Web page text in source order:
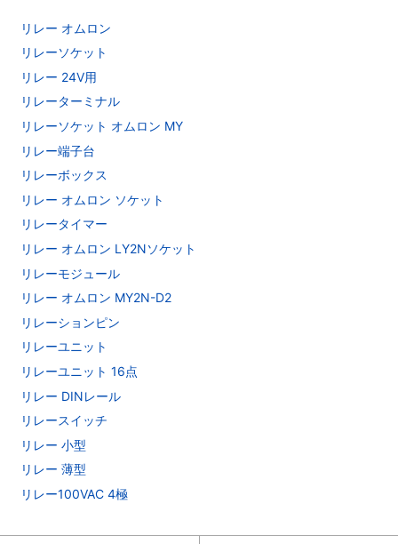
リレー オムロン
リレーソケット
リレー 24V用
リレーターミナル
リレーソケット オムロン MY
リレー端子台
リレーボックス
リレー オムロン ソケット
リレータイマー
リレー オムロン LY2Nソケット
リレーモジュール
リレー オムロン MY2N-D2
リレーションピン
リレーユニット
リレーユニット 16点
リレー DINレール
リレースイッチ
リレー 小型
リレー 薄型
リレー100VAC 4極